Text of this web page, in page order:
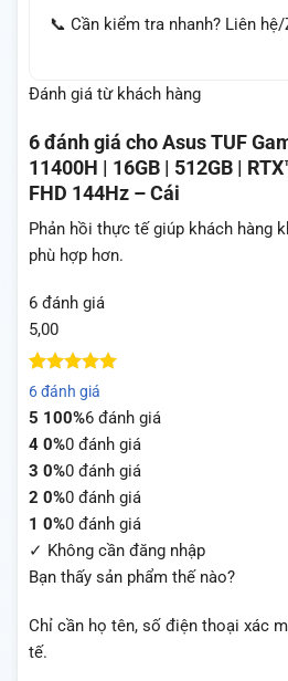
📞 Cần kiểm tra nhanh? Liên
Đánh giá từ khách hàng
6 đánh giá choAsus TUF
11400H | 16GB | 512GB |
FHD 144Hz – Cái
Phản hồi thực tế giúp khách hàng
phù hợp hơn.
6 đánh giá
5,00
5 trên 5
dựa trên
5
đánh giá
6 đánh giá
5 100%6 đánh giá
4 0%0 đánh giá
3 0%0 đánh giá
2 0%0 đánh giá
1 0%0 đánh giá
✓ Không cần đăng nhập
Bạn thấy sản phẩm thế nào?
Chỉ cần họ tên, số điện thoại xác
tế.